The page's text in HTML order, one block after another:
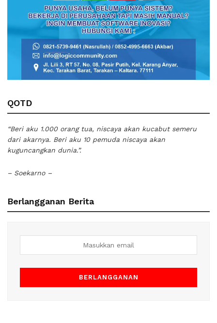
QOTD
“Beri aku 1.000 orang tua, niscaya akan kucabut semeru
dari akarnya. Beri aku 10 pemuda niscaya akan
kuguncangkan dunia.”.
– Soekarno –
Berlangganan Berita